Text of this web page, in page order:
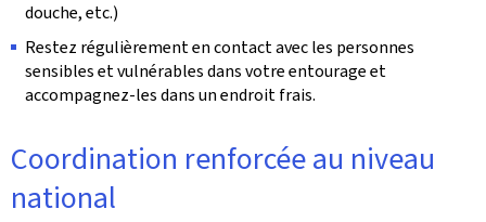
douche, etc.)
Restez régulièrement en contact avec les personnes
sensibles et vulnérables dans votre entourage et
accompagnez-les dans un endroit frais.
Coordination renforcée au niveau
national